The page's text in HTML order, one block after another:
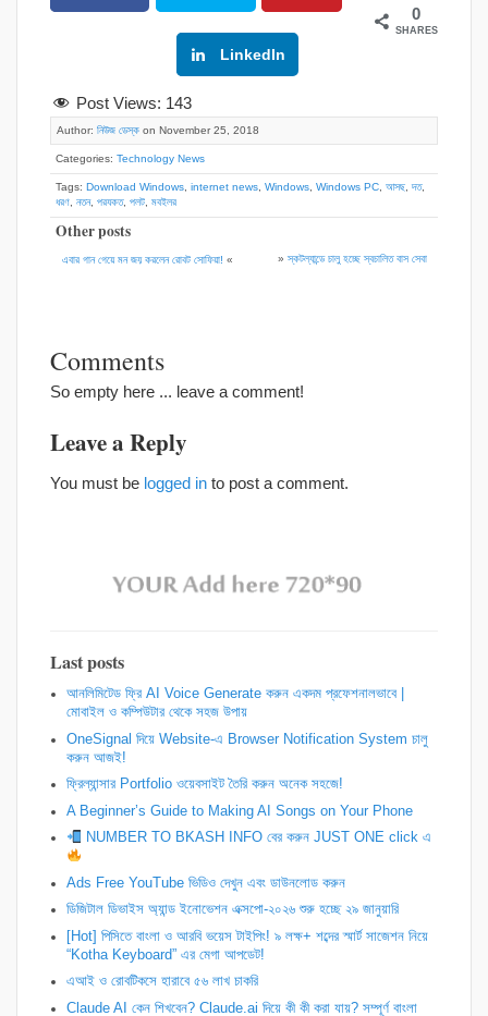
LinkedIn
0
SHARES
Post Views: 143
Author: নিউজ ডেস্ক on November 25, 2018
Categories: Technology News
Tags: Download Windows, internet news, Windows, Windows PC, আসছ,দত,
ধরণ, নতন, পরযকত, পলট, মবইলর
Other posts
এবার গান গেয়ে মন জয় করলেন রোবট সোফিয়া! « » স্কটল্যান্ডে চালু হচ্ছে স্বচালিত বাস সেবা
Comments
So empty here ... leave a comment!
Leave a Reply
You must be logged in to post a comment.
Last posts
আনলিমিটেড ফ্রি AI Voice Generate করুন একদম প্রফেশনালভাবে |
মোবাইল ও কম্পিউটার থেকে সহজ উপায়
OneSignal দিয়ে Website-এ Browser Notification System চালু
করুন আজই!
ফ্রিল্যান্সার Portfolio ওয়েবসাইট তৈরি করুন অনেক সহজে!
A Beginner’s Guide to Making AI Songs on Your Phone
NUMBER TO BKASH INFO বের করুন JUST ONE click এ
Ads Free YouTube ভিডিও দেখুন এবং ডাউনলোড করুন
ডিজিটাল ডিভাইস অ্যান্ড ইনোভেশন এক্সপো-২০২৬ শুরু হচ্ছে ২৯ জানুয়ারি
[Hot] পিসিতে বাংলা ও আরবি ভয়েস টাইপিং! ৯ লক্ষ+ শব্দের স্মার্ট সাজেশন নিয়ে
“Kotha Keyboard” এর মেগা আপডেট!
এআই ও রোবটিকসে হারাবে ৫৬ লাখ চাকরি
Claude AI কেন শিখবেন? Claude.ai দিয়ে কী কী করা যায়? সম্পূর্ণ বাংলা